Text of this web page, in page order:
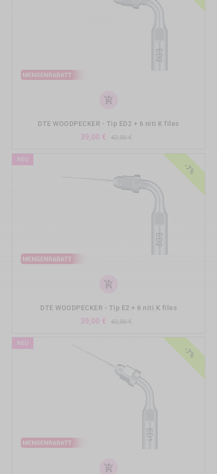
add_shopping_cart
DTE WOODPECKER - Tip ED2 + 6 niti K files
39,00 € 42,00 €
add_shopping_cart
NEU
-7%
DTE WOODPECKER - Tip E2 + 6 niti K files
39,00 € 42,00 €
add_shopping_cart
NEU
-7%